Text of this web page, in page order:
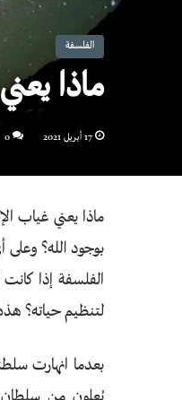
الفلسفة
ماذا
17 أبريل 2021 0
ماذا يعني غياب
بوجود الله؟
الفلسفة إذا
لتنظيم حياته؟ هذه
بعدما انهارت